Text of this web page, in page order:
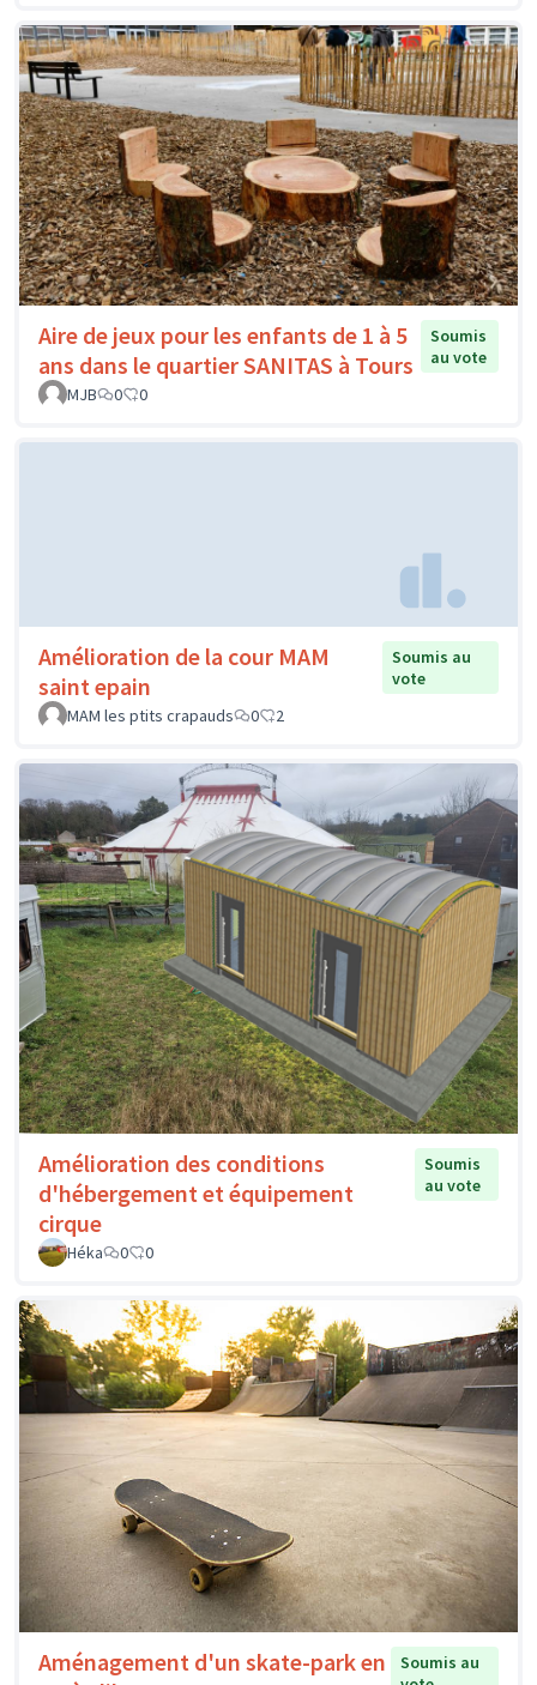
Aire de jeux pour les enfants de 1 à 5
ans dans le quartier SANITAS à Tours
Soumis
au vote
MJB
0 0
Amélioration de la cour MAM
saint epain
Soumis au
vote
MAM les ptits crapauds
0 2
Amélioration des conditions
d'hébergement et équipement
cirque
Soumis
au vote
Héka 0 0
Aménagement d'un skate-park en
Soumis au